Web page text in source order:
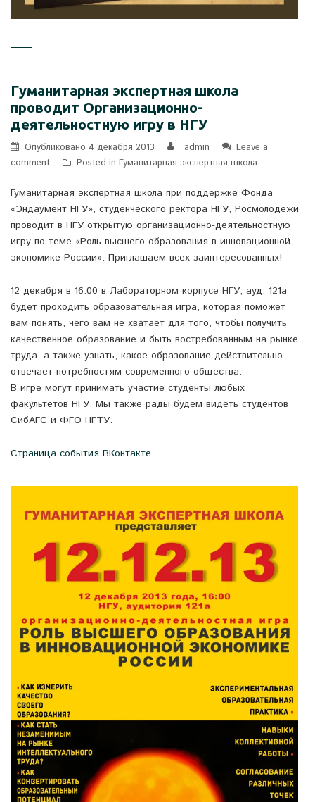
Гуманитарная экспертная школа
проводит Организационно-
деятельностную игру в НГУ
Опубликовано 4 декабря 2013 admin
Leave a
comment
Posted in Гуманитарная экспертная школа
Гуманитарная экспертная школа при поддержке Фонда
«Эндаумент НГУ», студенческого ректора НГУ, Росмолодежи
проводит в НГУ открытую организационно-деятельностную
игру по теме «Роль высшего образования в инновационной
экономике России». Приглашаем всех заинтересованных!
12 декабря в 16:00 в Лабораторном корпусе НГУ, ауд. 121а
будет проходить образовательная игра, которая поможет
вам понять, чего вам не хватает для того, чтобы получить
качественное образование и быть востребованным на рынке
труда, а также узнать, какое образование действительно
отвечает потребностям современного общества.
В игре могут принимать участие студенты любых
факультетов НГУ. Мы также рады будем видеть студентов
СибАГС и ФГО НГТУ.
Страница события ВКонтакте.